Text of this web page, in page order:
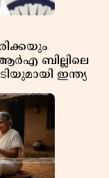
ബില്ലിലെ
ഇന്ത്യ